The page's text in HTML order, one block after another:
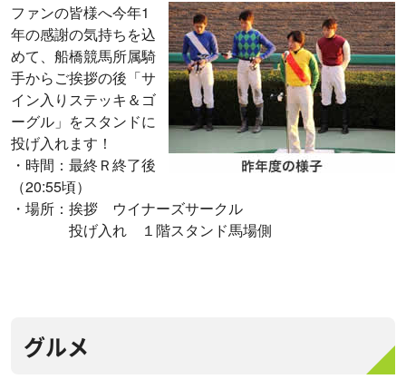
ファンの皆様へ今年1
年の感謝の気持ちを込
めて、船橋競馬所属騎
手からご挨拶の後「サ
イン入りステッキ＆ゴ
ーグル」をスタンドに
投げ入れます！
・時間：最終Ｒ終了後
（20:55頃）
・場所：挨拶 ウイナーズサークル
投げ入れ １階スタンド馬場側
グルメ